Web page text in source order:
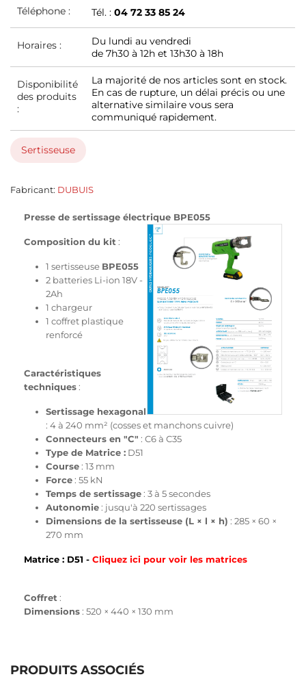
Téléphone : Tél. : 04 72 33 85 24
Horaires :
Du lundi au vendredi
de 7h30 à 12h et 13h30 à 18h
Disponibilité
des produits
:
La majorité de nos articles sont en stock.
En cas de rupture, un délai précis ou une
alternative similaire vous sera
communiqué rapidement.
Sertisseuse
Fabricant: DUBUIS
Presse de sertissage électrique BPE055
Composition du kit:
1 sertisseuse BPE055
2 batteries Li-ion 18V -
2Ah
1 chargeur
1 coffret plastique
renforcé
Caractéristiques
techniques:
Sertissage hexagonal
: 4 à 240 mm² (cosses et manchons cuivre)
Connecteurs en "C" : C6 à C35
Type de Matrice : D51
Course: 13 mm
Force: 55 kN
Temps de sertissage: 3 à 5 secondes
Autonomie: jusqu'à 220 sertissages
Dimensions de la sertisseuse (L × l × h) : 285 × 60 ×
270 mm
Matrice : D51 - Cliquez ici pour voir les matrices
Coffret:
Dimensions: 520 × 440 × 130 mm
PRODUITS ASSOCIÉS